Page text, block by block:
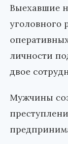
Выехавшие
уголовного
личности
двое
Мужчины